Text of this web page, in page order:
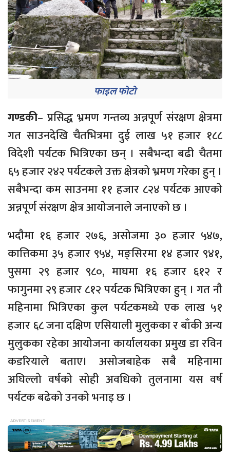
फाइल फोटो
गण्डकी– प्रसिद्ध भ्रमण गन्तव्य अन्नपूर्ण संरक्षण क्षेत्रमा
गत साउनदेखि चैतभित्रमा दुई लाख ५१ हजार १८८
विदेशी पर्यटक भित्रिएका छन् । सबैभन्दा बढी चैतमा
६५ हजार २४२ पर्यटकले उक्त क्षेत्रको भ्रमण गरेका हुन् ।
सबैभन्दा कम साउनमा ११ हजार ८२४ पर्यटक आएको
अन्नपूर्ण संरक्षण क्षेत्र आयोजनाले जनाएको छ ।
भदौमा १६ हजार २७६, असोजमा ३० हजार ५४७,
कात्तिकमा ३५ हजार ९५४, मङ्सिरमा १४ हजार ९४१,
पुसमा २९ हजार ९८०, माघमा १६ हजार ६१२ र
फागुनमा २९ हजार ८१२ पर्यटक भित्रिएका हुन् । गत नौ
महिनामा भित्रिएका कुल पर्यटकमध्ये एक लाख ५१
हजार ६८ जना दक्षिण एसियाली मुलुकका र बाँकी अन्य
मुलुकका रहेका आयोजना कार्यालयका प्रमुख डा रविन
कडरियाले बताए। असोजबाहेक सबै महिनामा
अघिल्लो वर्षको सोही अवधिको तुलनामा यस वर्ष
पर्यटक बढेको उनको भनाइ छ ।